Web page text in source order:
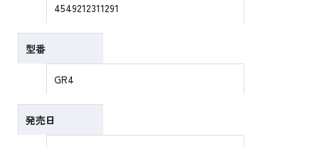
4549212311291
型番
GR4
発売日